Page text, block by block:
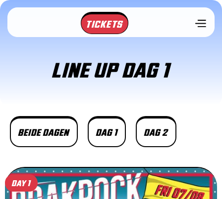
TICKETS
LINE UP DAG 1
BEIDE DAGEN DAG 1 DAG 2
DAY 1